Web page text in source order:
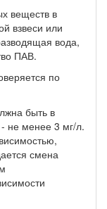
веществ в
взвеси или
вода,
ПАВ.
по
быть в
не менее 3 мг/л.
смена